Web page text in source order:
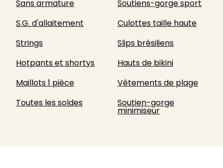
Sans armature
Soutiens-gorge sport
S.G. d'allaitement
Culottes taille haute
Strings
Slips brésiliens
Hotpants et shortys
Hauts de bikini
Maillots 1 pièce
Vêtements de plage
Toutes les soldes
Soutien-gorge
minimiseur